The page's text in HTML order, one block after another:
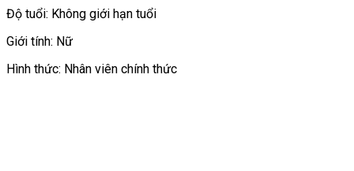
Độ tuổi: Không giới hạn tuổi
Giới tính: Nữ
Hình thức: Nhân viên chính thức